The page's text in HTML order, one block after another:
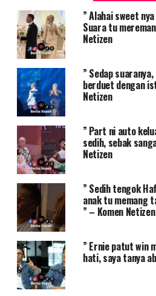
” Alahai sweet
Suara tu
Netizen
” Sedap
berduet dengan
Netizen
” Part ni auto
sedih, sebak
Netizen
” Sedih tengok
anak tu memang
” – Komen Netizen
” Ernie patut win
hati, saya tanya